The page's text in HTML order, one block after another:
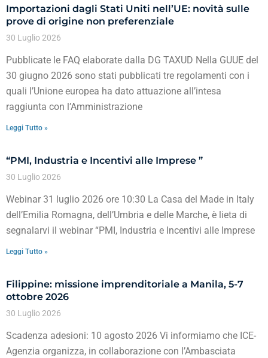
Importazioni dagli Stati Uniti nell’UE: novità sulle
prove di origine non preferenziale
30 Luglio 2026
Pubblicate le FAQ elaborate dalla DG TAXUD Nella GUUE del
30 giugno 2026 sono stati pubblicati tre regolamenti con i
quali l’Unione europea ha dato attuazione all’intesa
raggiunta con l’Amministrazione
Leggi Tutto »
“PMI, Industria e Incentivi alle Imprese ”
30 Luglio 2026
Webinar 31 luglio 2026 ore 10:30 La Casa del Made in Italy
dell’Emilia Romagna, dell’Umbria e delle Marche, è lieta di
segnalarvi il webinar “PMI, Industria e Incentivi alle Imprese
Leggi Tutto »
Filippine: missione imprenditoriale a Manila, 5-7
ottobre 2026
30 Luglio 2026
Scadenza adesioni: 10 agosto 2026 Vi informiamo che ICE-
Agenzia organizza, in collaborazione con l’Ambasciata